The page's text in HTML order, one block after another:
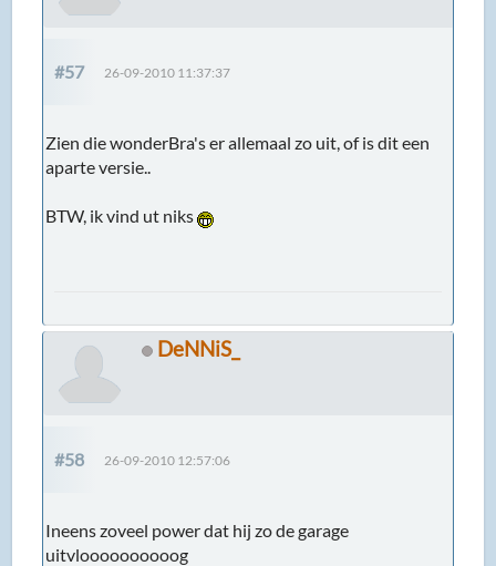
#57 26-09-2010 11:37:37
Zien die wonderBra's er allemaal zo uit, of is dit een
aparte versie..
BTW, ik vind ut niks
DeNNiS_
#58 26-09-2010 12:57:06
Ineens zoveel power dat hij zo de garage
uitvloooooooooog